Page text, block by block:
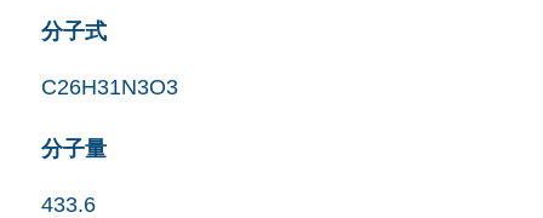
分子式
C26H31N3O3
分子量
433.6